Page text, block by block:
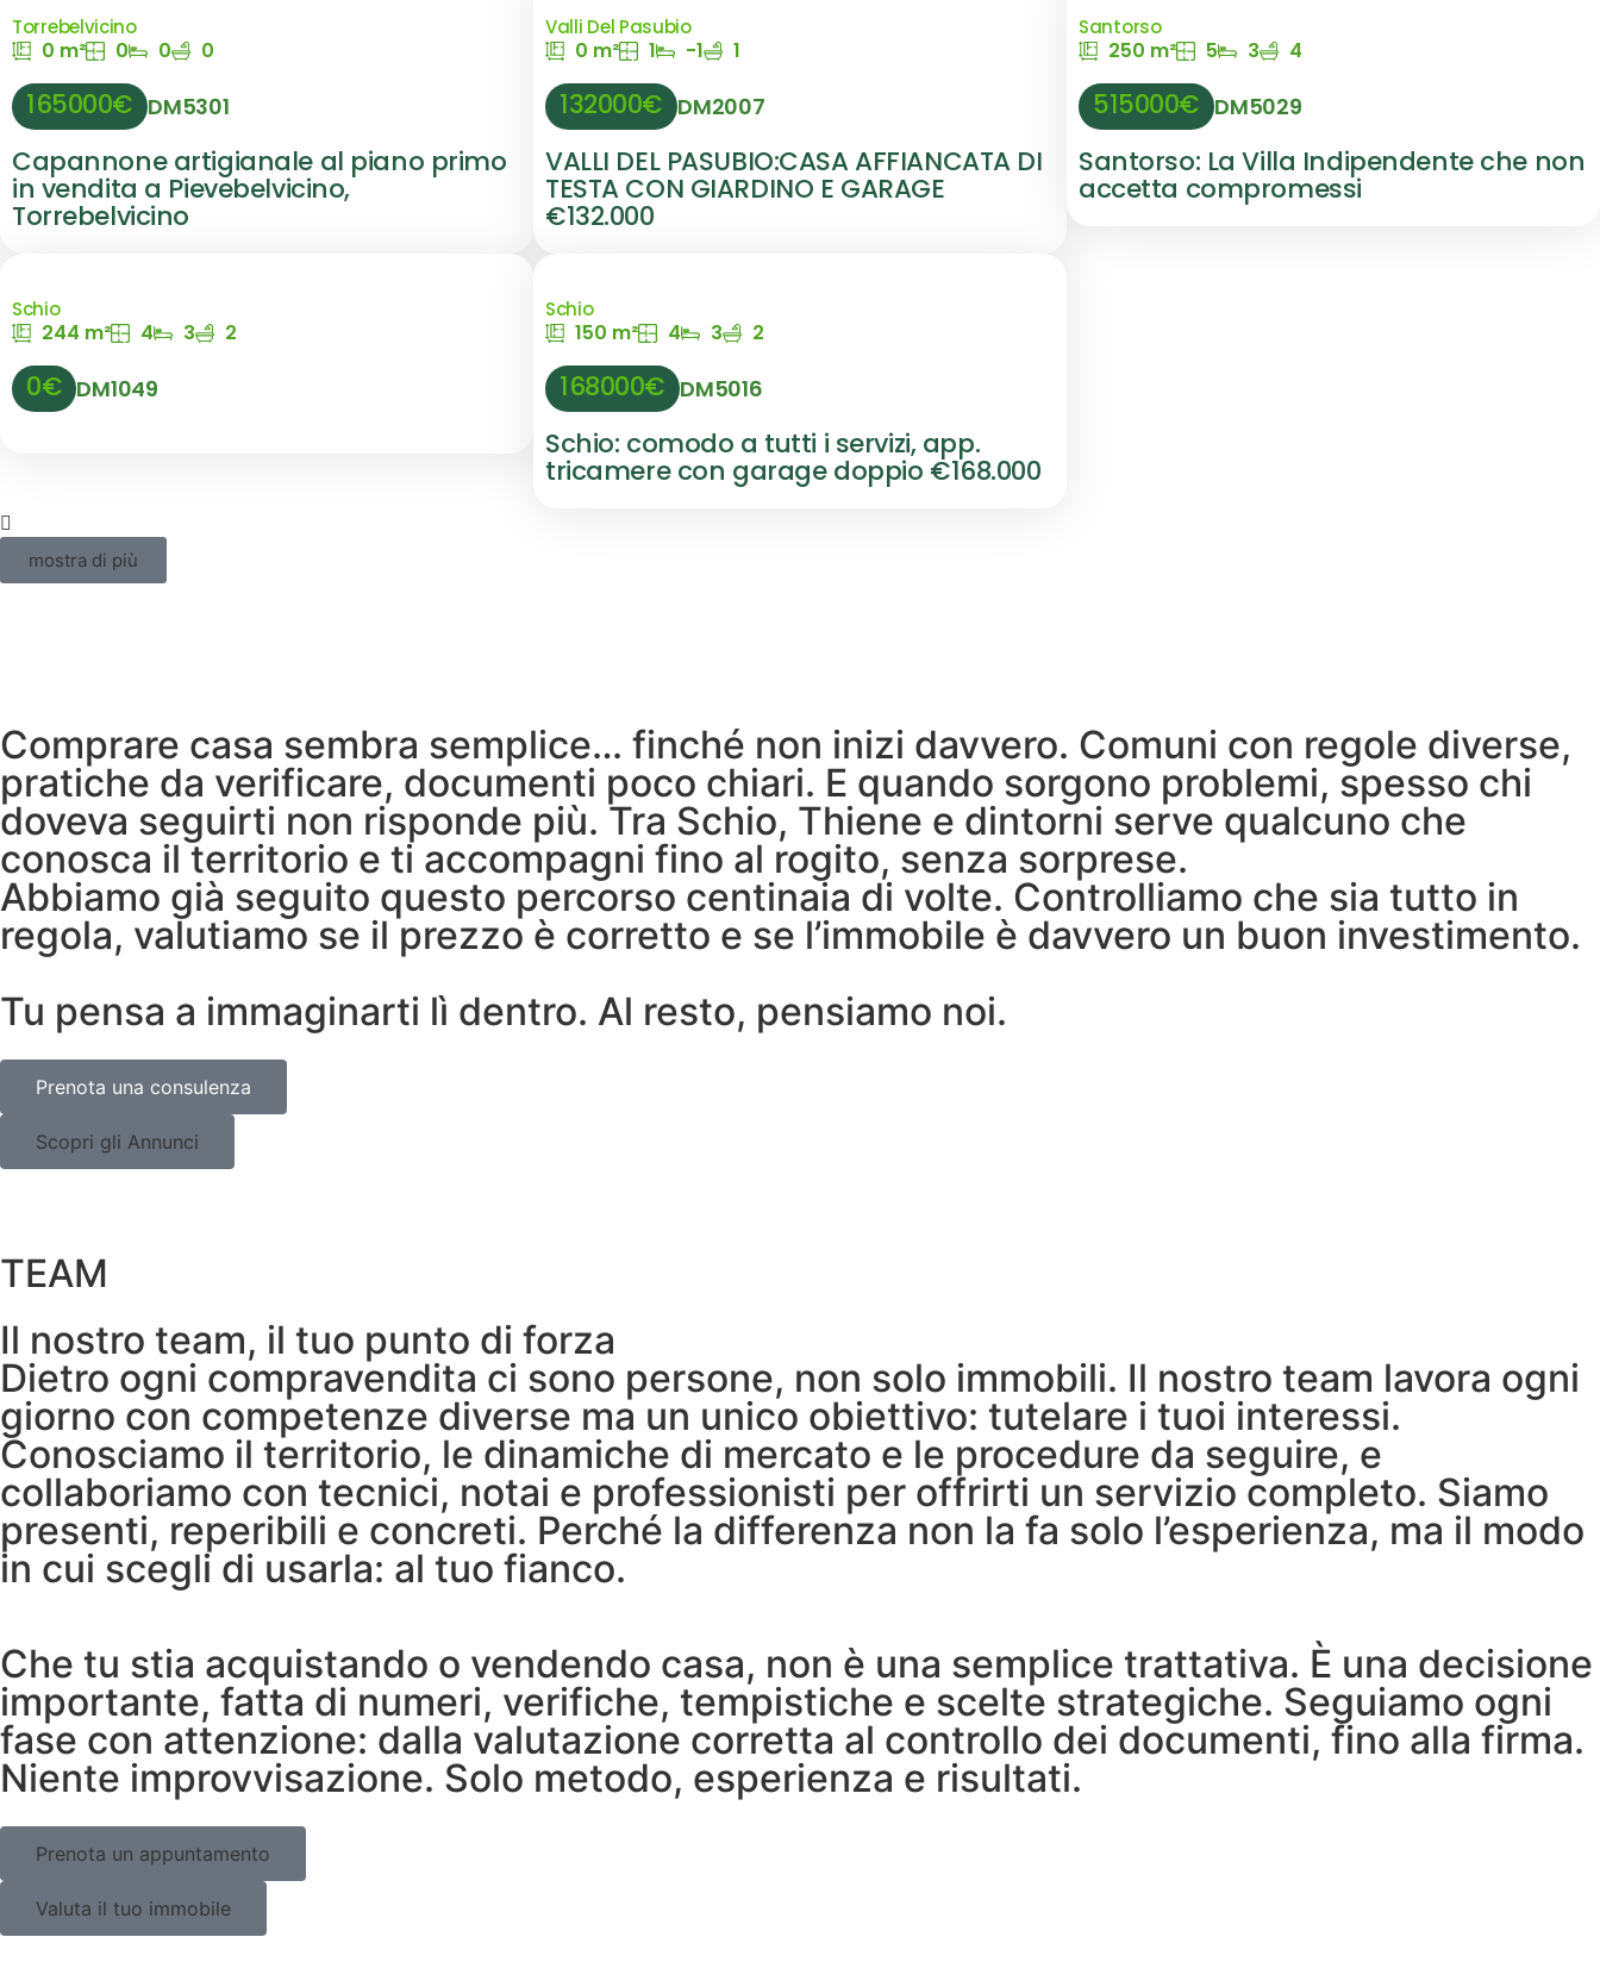
Torrebelvicino
0 m² 0 0 0
165000€ DM5301
Capannone artigianale al piano primo
in vendita a Pievebelvicino,
Torrebelvicino
Valli Del Pasubio
0 m² 1 -1 1
132000€ DM2007
VALLI DEL PASUBIO:CASA AFFIANCATA DI
TESTA CON GIARDINO E GARAGE
€132.000
Santorso
250 m² 5 3 4
515000€ DM5029
Santorso: La Villa Indipendente che non
accetta compromessi
Schio
244 m² 4 3 2
0€ DM1049
Schio
150 m² 4 3 2
168000€ DM5016
Schio: comodo a tutti i servizi, app.
tricamere con garage doppio €168.000
mostra di più
Comprare casa sembra semplice… finché non inizi davvero. Comuni con regole diverse,
pratiche da verificare, documenti poco chiari. E quando sorgono problemi, spesso chi
doveva seguirti non risponde più. Tra Schio, Thiene e dintorni serve qualcuno che
conosca il territorio e ti accompagni fino al rogito, senza sorprese.
Abbiamo già seguito questo percorso centinaia di volte. Controlliamo che sia tutto in
regola, valutiamo se il prezzo è corretto e se l’immobile è davvero un buon investimento.
Tu pensa a immaginarti lì dentro. Al resto, pensiamo noi.
Prenota una consulenza
Scopri gli Annunci
TEAM
Il nostro team, il tuo punto di forza
Dietro ogni compravendita ci sono persone, non solo immobili. Il nostro team lavora ogni
giorno con competenze diverse ma un unico obiettivo: tutelare i tuoi interessi.
Conosciamo il territorio, le dinamiche di mercato e le procedure da seguire, e
collaboriamo con tecnici, notai e professionisti per offrirti un servizio completo. Siamo
presenti, reperibili e concreti. Perché la differenza non la fa solo l’esperienza, ma il modo
in cui scegli di usarla: al tuo fianco.
Che tu stia acquistando o vendendo casa, non è una semplice trattativa. È una decisione
importante, fatta di numeri, verifiche, tempistiche e scelte strategiche. Seguiamo ogni
fase con attenzione: dalla valutazione corretta al controllo dei documenti, fino alla firma.
Niente improvvisazione. Solo metodo, esperienza e risultati.
Prenota un appuntamento
Valuta il tuo immobile